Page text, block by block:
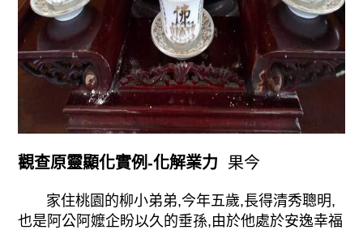
觀查原靈顯化實例-化解業力 果今
家住桃園的柳小弟弟,今年五歲,長得清秀聰明,
也是阿公阿嬤企盼以久的垂孫,由於他處於安逸幸福